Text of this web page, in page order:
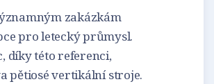
zakázkám
pro letecký průmysl.
díky této referenci,
pětiosé vertikální stroje.